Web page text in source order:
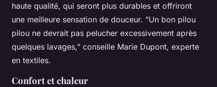
haute qualité, qui seront plus durables et offriront
une meilleure sensation de douceur. "Un bon pilou
pilou ne devrait pas pelucher excessivement après
quelques lavages," conseille Marie Dupont, experte
en textiles.
Confort et chaleur